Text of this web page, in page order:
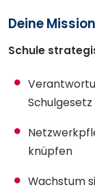
Deine Mission
Schule
knüpfen
Wachstum